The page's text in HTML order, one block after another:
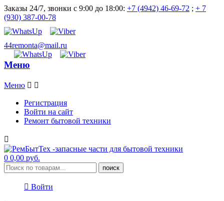
Заказы 24/7, звонки с 9:00 до 18:00: +7 (4942) 46-69-72 ; + 7
(930) 387-00-78
44remonta@mail.ru
Меню
Меню  
Регистрация
Войти на сайт
Ремонт бытовой техники

0 0,00 руб.
поиск
 Войти